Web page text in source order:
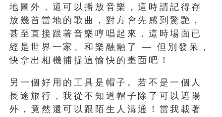
地圖外，還可以播放音樂，這時請記得存
放幾首當地的歌曲，對方會先感到驚艷，
甚至直接跟著音樂哼唱起來，這時場面已
經是世界一家、和樂融融了 — 但別發呆，
快拿出相機捕捉這愉快的畫面吧！
另一個好用的工具是帽子。若不是一個人
長途旅行，我從不知道帽子除了可以遮陽
外，竟然還可以跟陌生人溝通！當我載著